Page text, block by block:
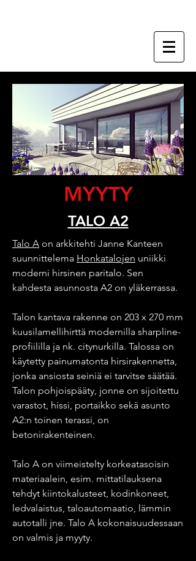
MYYTY
TALO A2
Talo A on arkkitehti Janne Kanteen
suunnittelema Honkatalojen uniikki
moderni hirsinen paritalo. Sen
kahdesta asunnosta A2 on yläkerrassa.
Talon kantava rakenne on 203 x 270 mm
kuusilamellihirttä modernilla sharpline-
profiililla ja nk. citynurkilla. Talossa on
käytetty painumatonta hirsirakennetta,
jonka ansiosta seiniä ei tarvitse säätää.
Talon pohjoispääty, jonne on sijoitettu
varastot, hissi, portaikko sekä asunto
A2:n toinen terassi, on
betonirakenteinen.
Talo A on viimeistelty korkeatasoisin
materiaalein, esim. mittatilauksena
tehdyt kiintokalusteet, kodinkoneet,
ledvalaistus, taloautomaatio, lämmin
autotalli jne. Talo A kokonaisuudessaan
on valmis ja myyty.